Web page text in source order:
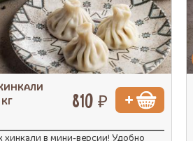
810 ₽
в мини-версии! Удобно